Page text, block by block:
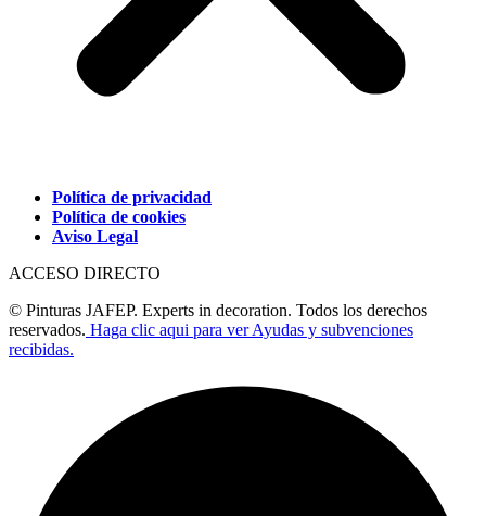
Política de privacidad
Política de cookies
Aviso Legal
ACCESO DIRECTO
© Pinturas JAFEP. Experts in decoration. Todos los derechos
reservados. Haga clic aqui para ver Ayudas y subvenciones
recibidas.